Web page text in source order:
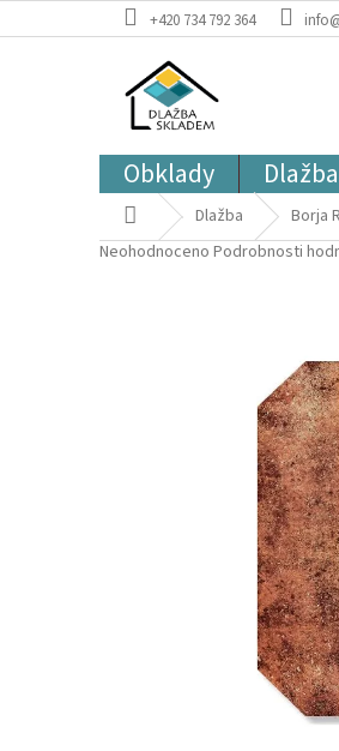
na
+420 734 792 364
Obklady Dlažba
Domů Dlažba
Borja
Průměrné
Neohodnoceno Podrobnosti